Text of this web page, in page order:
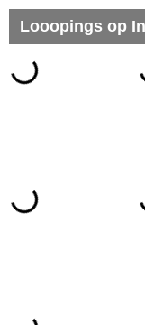
Looopings op